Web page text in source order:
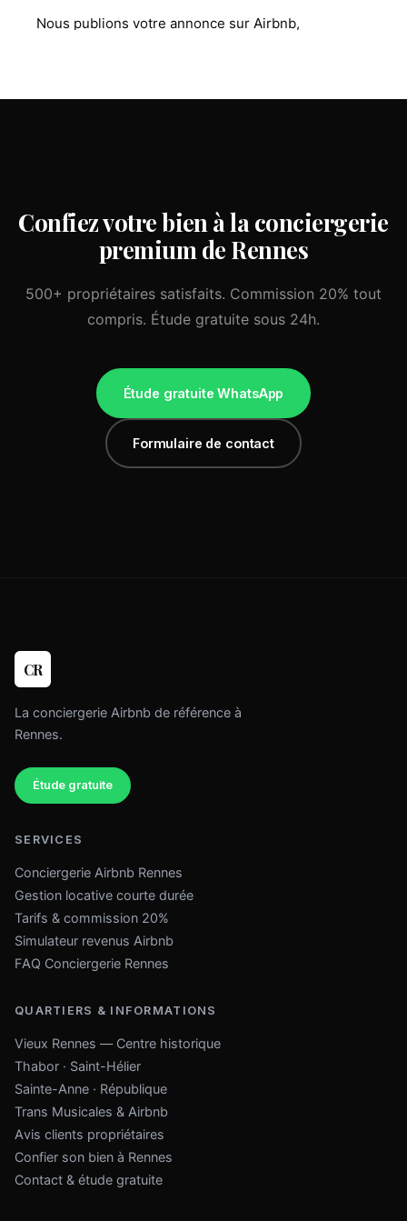
limitent considérablement ce risque.
Nous publions votre annonce sur Airbnb,
Confiez votre bien à la conciergerie
premium de Rennes
500+ propriétaires satisfaits. Commission 20% tout
compris. Étude gratuite sous 24h.
Étude gratuite WhatsApp
Formulaire de contact
CR
La conciergerie Airbnb de référence à
Rennes.
Étude gratuite
SERVICES
Conciergerie Airbnb Rennes
Gestion locative courte durée
Tarifs & commission 20%
Simulateur revenus Airbnb
FAQ Conciergerie Rennes
QUARTIERS & INFORMATIONS
Vieux Rennes — Centre historique
Thabor · Saint-Hélier
Sainte-Anne · République
Trans Musicales & Airbnb
Avis clients propriétaires
Confier son bien à Rennes
Contact & étude gratuite